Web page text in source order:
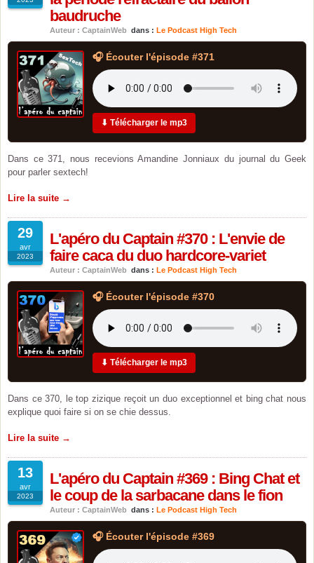
baudruche
Auteur : CaptainWeb dans : Le Podcast High Tech
🎧 Écouter l'épisode #371
⬇ Télécharger le mp3
Dans ce 371, nous recevions Amandine Jonniaux du journal du Geek
pour parler sextech!
Lire la suite →
29
avr
2023
L'apéro du Captain #370 : L'envie de
faire caca du duo hardcore-variet
Auteur : CaptainWeb dans : Le Podcast High Tech
🎧 Écouter l'épisode #370
⬇ Télécharger le mp3
Dans ce 370, le top zizique reçoit un duo exceptionnel et bing chat nous
explique quoi faire si on se chie dessus.
Lire la suite →
13
avr
2023
L'apéro du Captain #369 : Bing Chat et
le coup de la sarbacane dans le fion
Auteur : CaptainWeb dans : Le Podcast High Tech
🎧 Écouter l'épisode #369